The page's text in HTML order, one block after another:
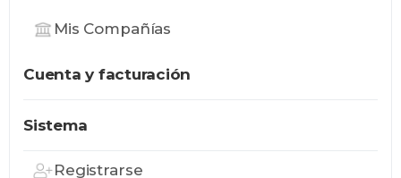
Mis Compañías
Cuenta y facturación
Sistema
Registrarse